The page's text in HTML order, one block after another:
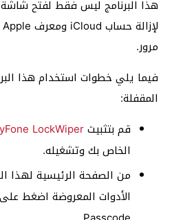
مرور.
فيما يلي خطوات استخدام هذا
المقفلة:
قم بتثبيتLockWiper
الخاص بك وتشغيله.
من الصفحة الرئيسية لهذا